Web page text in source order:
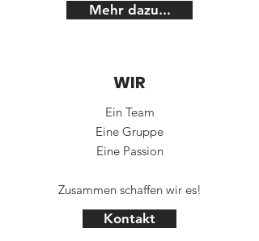
Mehr dazu...
WIR
Ein Team
Eine Gruppe
Eine Passion
Zusammen schaffen wir es!
Kontakt